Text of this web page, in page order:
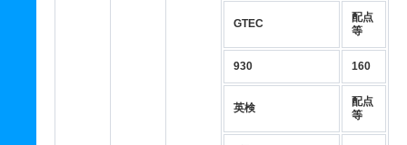
GTEC
配点
等
930 160
英検
配点
等